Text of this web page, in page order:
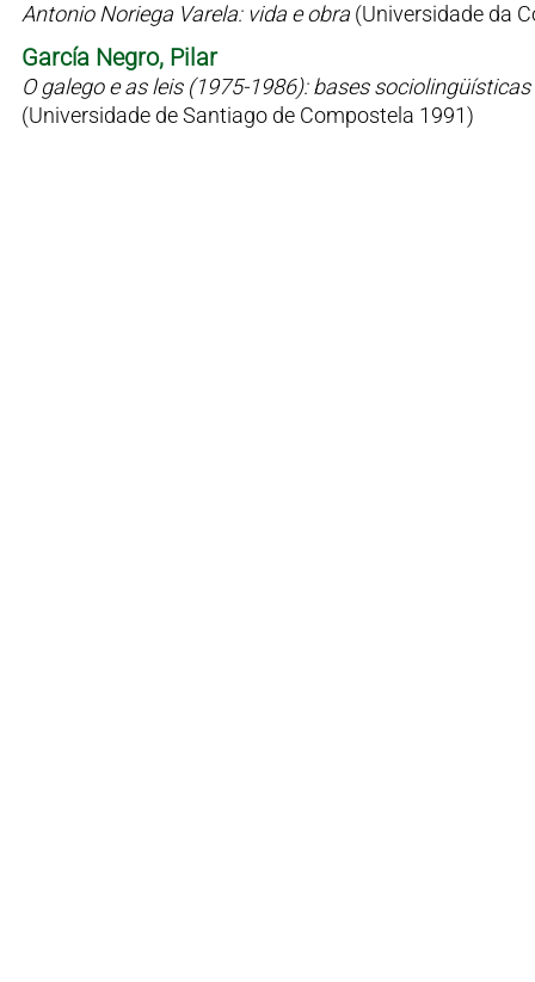
Antonio Noriega Varela: vida e obra (Universidade da
García Negro, Pilar
O galego e as leis (1975-1986): bases
(Universidade de Santiago de Compostela 1991)